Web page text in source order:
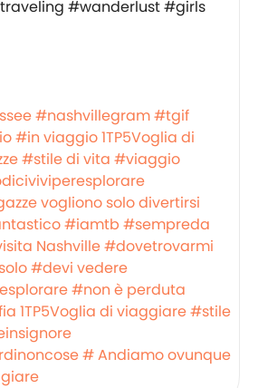
#nashvillegram#tgif
#in viaggio1TP5Voglia di
#stile di vita #viaggio
vogliono solo divertirsi
#iamtb #sempreda
Nashville#dovetrovarmi
#devi vedere
#non è perduta
1TP5Voglia di viaggiare#stile
# Andiamo ovunque